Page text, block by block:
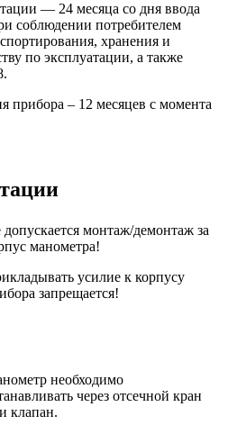
— 24 месяца со дня ввода
соблюдении потребителем
хранения и
по эксплуатации, а также
прибора – 12 месяцев с момента
монтаж/демонтаж за
манометра!
усилие к корпусу
запрещается!
необходимо
через отсечной кран
клапан.